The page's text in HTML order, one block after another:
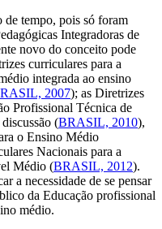
de tempo, pois só foram
Integradoras de
novo do conceito pode
curriculares para a
integrada ao ensino
2007); as Diretrizes
Profissional Técnica de
(BRASIL, 2010),
o Ensino Médio
Nacionais para a
Médio (BRASIL, 2012).
a necessidade de se pensar
da Educação profissional
médio.